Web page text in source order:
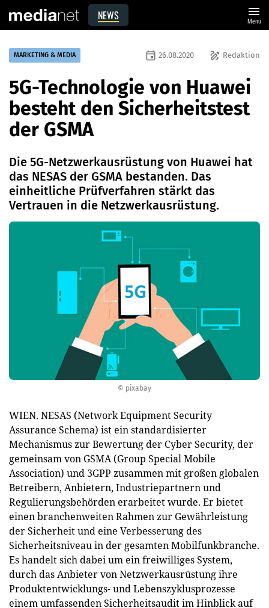
NEWS menu
Menü
© pixabay
MARKETING & MEDIA draw Redaktion
event 26.08.2020
5G-Technologie von Huawei
besteht den Sicherheitstest
der GSMA
Die 5G-Netzwerkausrüstung von Huawei hat
das NESAS der GSMA bestanden. Das
einheitliche Prüfverfahren stärkt das
Vertrauen in die Netzwerkausrüstung.
WIEN. NESAS (Network Equipment Security
Assurance Schema) ist ein standardisierter
Mechanismus zur Bewertung der Cyber Security, der
gemeinsam von GSMA (Group Special Mobile
Association) und 3GPP zusammen mit großen globalen
Betreibern, Anbietern, Industriepartnern und
Regulierungsbehörden erarbeitet wurde. Er bietet
einen branchenweiten Rahmen zur Gewährleistung
der Sicherheit und eine Verbesserung des
Sicherheitsniveau in der gesamten Mobilfunkbranche.
Es handelt sich dabei um ein freiwilliges System,
durch das Anbieter von Netzwerkausrüstung ihre
Produktentwicklungs- und Lebenszyklusprozesse
einem umfassenden Sicherheitsaudit im Hinblick auf